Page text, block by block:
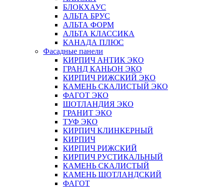
БЛОКХАУС
АЛЬТА БРУС
АЛЬТА ФОРМ
АЛЬТА КЛАССИКА
КАНАДА ПЛЮС
Фасадные панели
КИРПИЧ АНТИК ЭКО
ГРАНД КАНЬОН ЭКО
КИРПИЧ РИЖСКИЙ ЭКО
КАМЕНЬ СКАЛИСТЫЙ ЭКО
ФАГОТ ЭКО
ШОТЛАНДИЯ ЭКО
ГРАНИТ ЭКО
ТУФ ЭКО
КИРПИЧ КЛИНКЕРНЫЙ
КИРПИЧ
КИРПИЧ РИЖСКИЙ
КИРПИЧ РУСТИКАЛЬНЫЙ
КАМЕНЬ СКАЛИСТЫЙ
КАМЕНЬ ШОТЛАНДСКИЙ
ФАГОТ